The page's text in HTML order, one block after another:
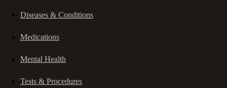
Diseases & Conditions
Medications
Mental Health
Tests & Procedures